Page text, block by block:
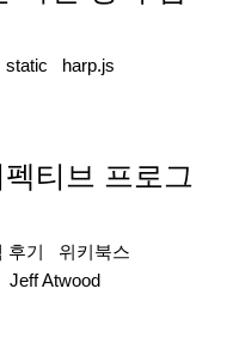
static
harp.js
티브 프로그
후기
위키북스
Jeff Atwood